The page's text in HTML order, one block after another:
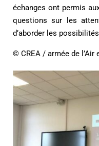
échanges ont permis
questions sur les
d’aborder les
© CREA / armée de l’Air